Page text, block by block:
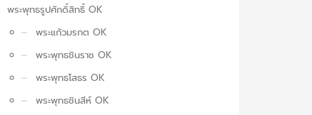
พระพุทธรูปศักดิ์สิทธิ์ OK
พระแก้วมรกต OK
พระพุทธชินราช OK
พระพุทธโสธร OK
พระพุทธชินสีห์ OK